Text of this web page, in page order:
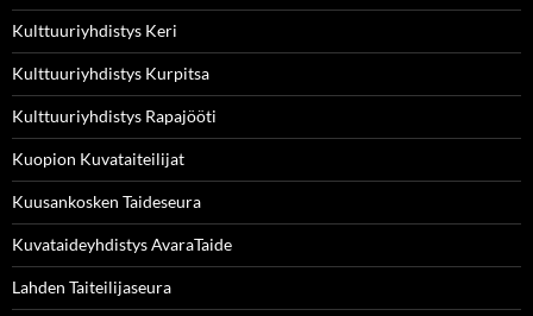
Kulttuuriyhdistys Keri
Kulttuuriyhdistys Kurpitsa
Kulttuuriyhdistys Rapajööti
Kuopion Kuvataiteilijat
Kuusankosken Taideseura
Kuvataideyhdistys AvaraTaide
Lahden Taiteilijaseura